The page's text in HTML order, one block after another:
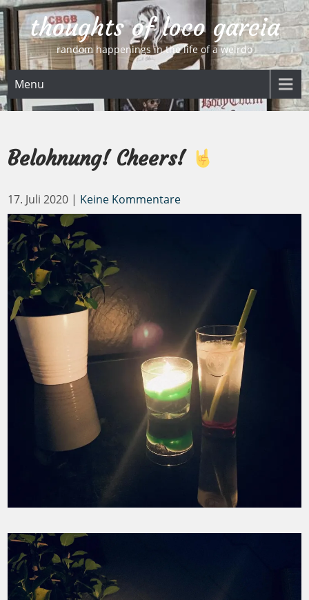
Skip
to
contentthoughts of loco garcia
random happenings in the life of a weirdo
Menu
Belohnung! Cheers!
17. Juli 2020 | Keine Kommentare